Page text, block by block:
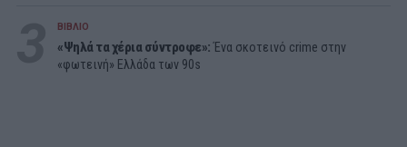
ΒΙΒΛΙΟ
«Ψηλά τα χέρια σύντροφε»:Ένα σκοτεινό crime στην
«φωτεινή» Ελλάδα των 90s